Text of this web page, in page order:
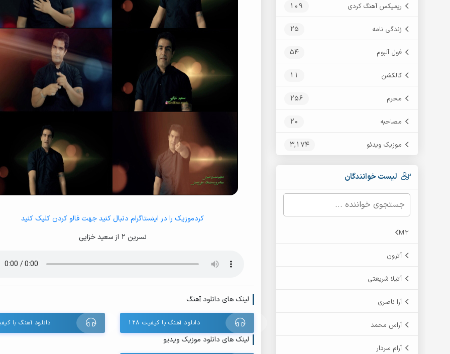
ریمیکس آهنگ کردی 109
زندگی نامه 25
فول آلبوم 54
کالکشن 11
محرم 256
مصاحبه 20
موزیک ویدئو 3,174
لیست خوانندگان
M2
آترون
آتیلا شریعتی
آرا ناصری
آراس محمد
آرام سردار
کردموزیک را در اینستاگرام دنبال کنید جهت فالو کردن کلیک کنید
نسرین 2 از سعید خزایی
لینک های دانلود آهنگ
دانلود آهنگ با کیفیت ۱۲۸ دانلود آهنگ با
لینک های دانلود موزیک ویدیو